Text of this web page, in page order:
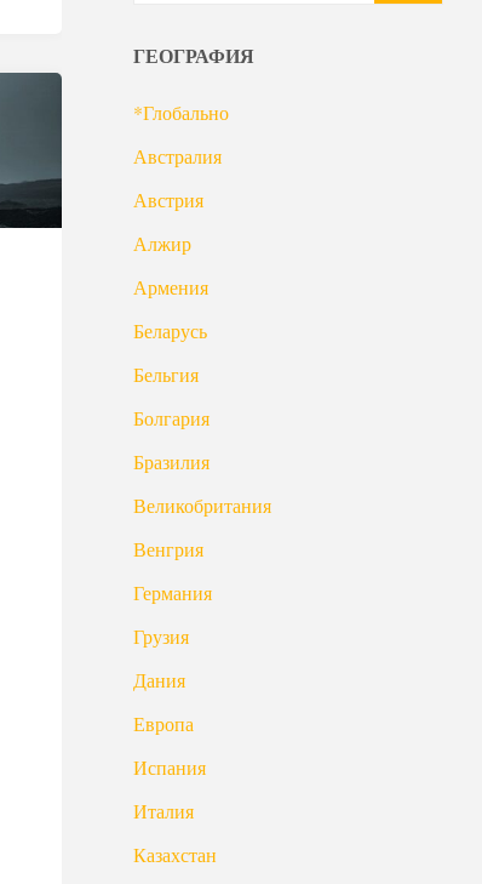
ГЕОГРАФИЯ
*Глобально
Австралия
Австрия
Алжир
Армения
Беларусь
Бельгия
Болгария
Бразилия
Великобритания
Венгрия
Германия
Грузия
Дания
Европа
Испания
Италия
Казахстан